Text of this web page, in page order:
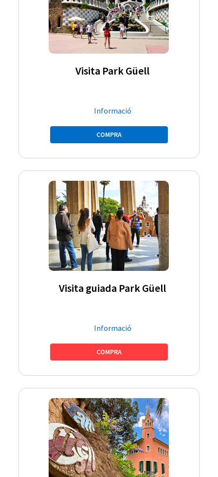
Visita Park Güell
Informació
COMPRA
Visita guiada Park Güell
Informació
COMPRA